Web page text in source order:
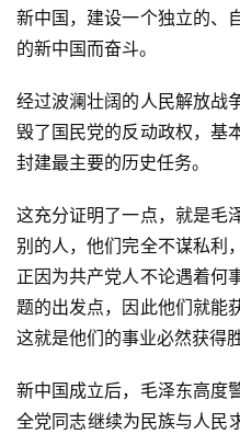
新中国，建设一个独立的、
的新中国而奋斗。
经过波澜壮阔的人民解放战
毁了国民党的反动政权，基
封建最主要的历史任务。
这充分证明了一点，就是毛
别的人，他们完全不谋私利
正因为共产党人不论遇着何
题的出发点，因此他们就能
这就是他们的事业必然获得
新中国成立后，毛泽东高度
全党同志继续为民族与人民